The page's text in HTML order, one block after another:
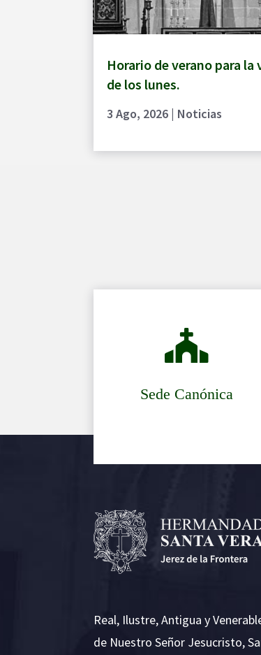
Horario de verano para la
de los lunes.
3 Ago, 2026 | Noticias

Sede Canónica
Real, Ilustre, Antigua y
de Nuestro Señor Jesucristo,